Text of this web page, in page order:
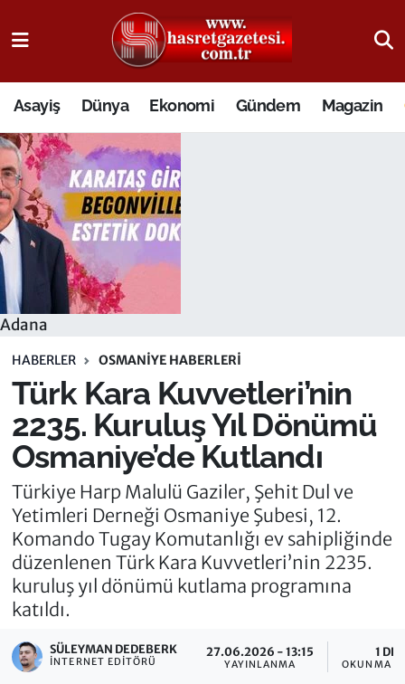
Asayiş Dünya Ekonomi Gündem Magazin
Adana
HABERLER OSMANIYE HABERLERI
Türk Kara Kuvvetleri’nin
2235. Kuruluş Yıl Dönümü
Osmaniye’de Kutlandı
Türkiye Harp Malulü Gaziler, Şehit Dul ve
Yetimleri Derneği Osmaniye Şubesi, 12.
Komando Tugay Komutanlığı ev sahipliğinde
düzenlenen Türk Kara Kuvvetleri’nin 2235.
kuruluş yıl dönümü kutlama programına
katıldı.
SÜLEYMAN DEDEBERK
İNTERNET EDITÖRÜ
27.06.2026 - 13:15
YAYINLANMA
1 DK
OKUNMA
Osmaniye Nöbetçi Eczaneler
Osmaniye Hava Durumu
Osmaniye Trafik Yoğunluk Haritası
Süper Lig Puan Durumu ve Fikstür
Tüm Manşetler
Son Dakika Haberleri